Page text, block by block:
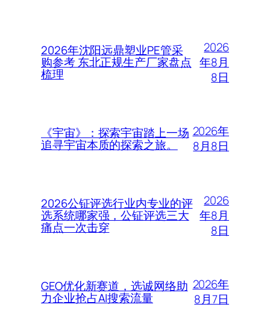
2026年沈阳远鼎塑业PE管采
购参考 东北正规生产厂家盘点
梳理
2026
年8月
8日
《宇宙》：探索宇宙踏上一场
追寻宇宙本质的探索之旅。
2026年
8月8日
2026公钲评选行业内专业的评
选系统哪家强，公钲评选三大
痛点一次击穿
2026
年8月
8日
GEO优化新赛道，选诚网络助
力企业抢占AI搜索流量
2026年
8月7日